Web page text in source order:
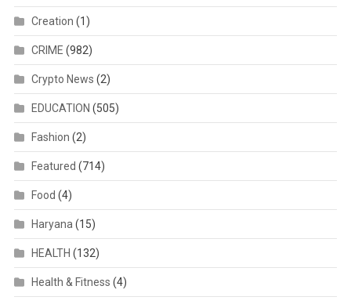
Creation (1)
CRIME (982)
Crypto News (2)
EDUCATION (505)
Fashion (2)
Featured (714)
Food (4)
Haryana(15)
HEALTH (132)
Health & Fitness (4)